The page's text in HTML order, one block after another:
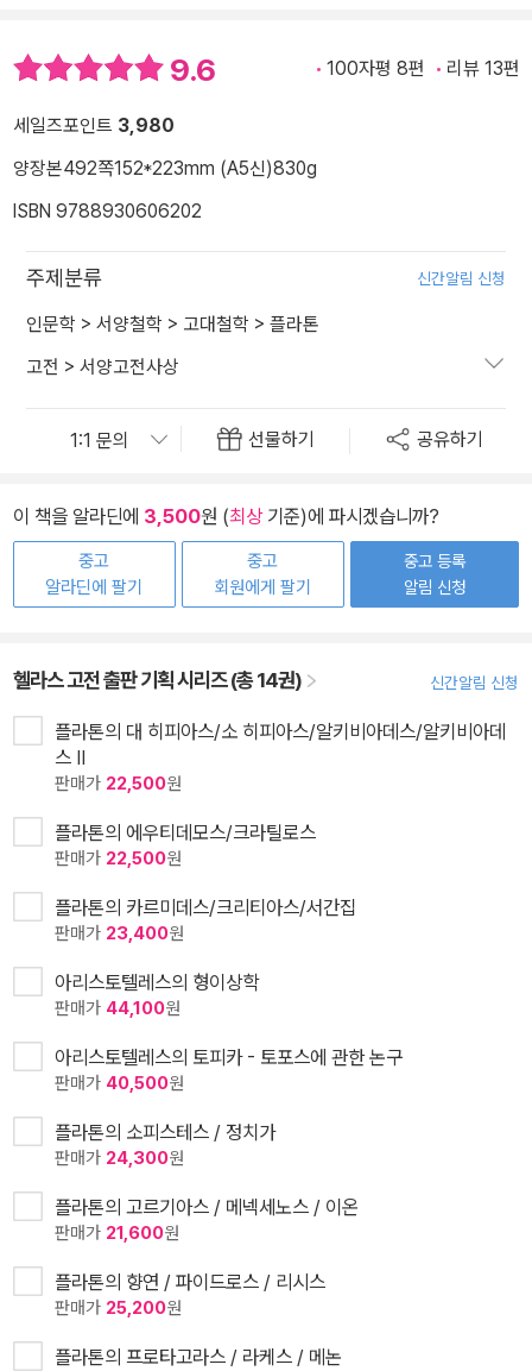
9.6 100자평 8편 리뷰 13편
세일즈포인트 3,980
양장본492쪽152*223mm (A5신)830g
ISBN 9788930606202
주제분류 신간알림 신청
인문학 > 서양철학 > 고대철학 > 플라톤
고전 > 서양고전사상
선물하기 공유하기
이 책을 알라딘에 3,500원 (최상기준)에 파시겠습니까?
중고
알라딘에 팔기
중고
회원에게 팔기
중고 등록
알림 신청
헬라스 고전 출판 기획 시리즈 (총 14권) 신간알림 신청
플라톤의 대 히피아스/소 히피아스/알키비아데스/알키비아데
스 II
판매가 22,500원
플라톤의 에우티데모스/크라틸로스
판매가 22,500원
플라톤의 카르미데스/크리티아스/서간집
판매가 23,400원
아리스토텔레스의 형이상학
판매가 44,100원
아리스토텔레스의 토피카 - 토포스에 관한 논구
판매가 40,500원
플라톤의 소피스테스 / 정치가
판매가 24,300원
플라톤의 고르기아스 / 메넥세노스 / 이온
판매가 21,600원
플라톤의 향연 / 파이드로스 / 리시스
판매가 25,200원
플라톤의 프로타고라스 / 라케스 / 메논